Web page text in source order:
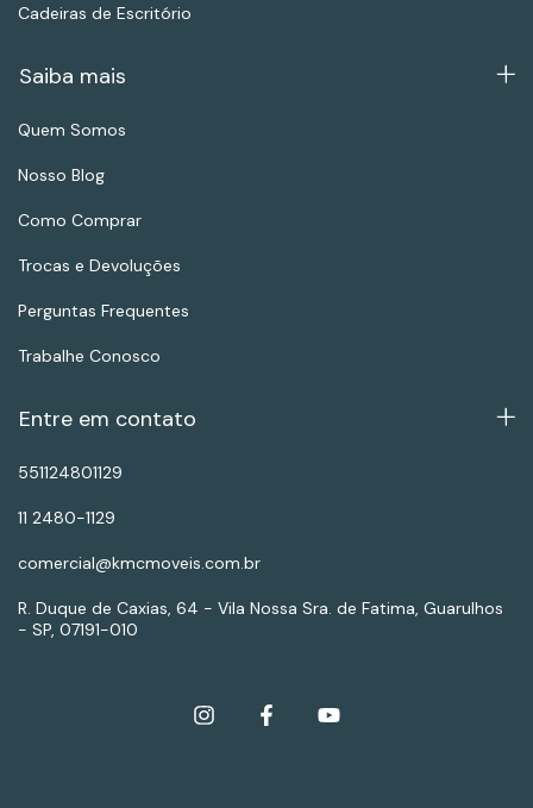
Cadeiras de Escritório
Saiba mais
Quem Somos
Nosso Blog
Como Comprar
Trocas e Devoluções
Perguntas Frequentes
Trabalhe Conosco
Entre em contato
551124801129
11 2480-1129
comercial@kmcmoveis.com.br
R. Duque de Caxias, 64 - Vila Nossa Sra. de Fatima, Guarulhos
- SP, 07191-010